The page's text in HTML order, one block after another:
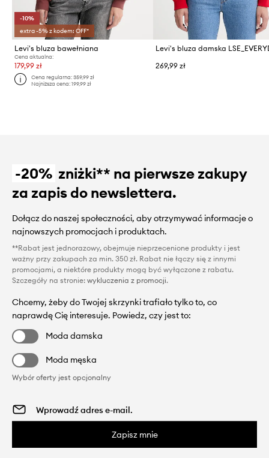
-10%
extra -5% z kodem: OFF*
Levi's bluza bawełniana
Cena aktualna:
179,99 zł
Cena regularna:359,99 zł
Najniższa cena:199,99 zł
Levi's bluza damska
269,99 zł
-20% zniżki** na pierwsze zakupy
za zapis do newslettera.
Dołącz do naszej społeczności, aby otrzymywać informacje o
najnowszych promocjach i produktach.
**Rabat jest jednorazowy, obejmuje nieprzecenione produkty i jest
ważny przy zakupach za min. 350 zł. Rabat nie łączy się z innymi
promocjami, a niektóre produkty mogą być wyłączone z rabatu.
Szczegóły na stronie: wykluczenia z promocji.
Chcemy, żeby do Twojej skrzynki trafiało tylko to, co
naprawdę Cię interesuje. Powiedz, czy jest to:
Moda damska
Moda męska
Wybór oferty jest opcjonalny
Zapisz mnie